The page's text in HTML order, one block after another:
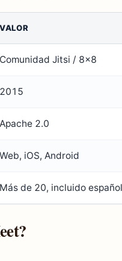
VALOR
Comunidad Jitsi / 8×8
2015
Apache 2.0
Web, iOS, Android
Más de 20, incluido español